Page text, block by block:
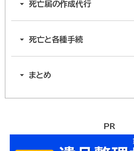
死亡届の作成代行
死亡と各種手続
まとめ
PR